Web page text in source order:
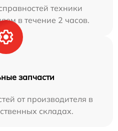
техники
в течение 2 часов.
запчасти
от производителя в
складах.